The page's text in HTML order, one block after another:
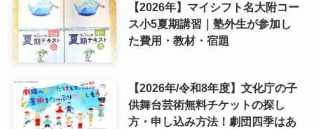
【2026年】マイシフト名大附コー
ス小5夏期講習｜塾外生が参加し
た費用・教材・宿題
【2026年/令和8年度】文化庁の子
供舞台芸術無料チケットの探し
方・申し込み方法！劇団四季はあ